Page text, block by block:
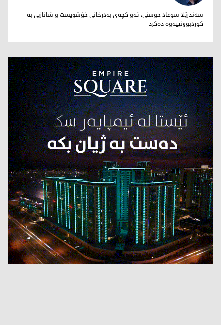
سەيد مەحموود
سەندرێلا سوعاد حوسنی، ئه‌و كچه‌ی به‌درخانی خۆشویست و شانازیی به‌
كوردبوونییه‌وه‌ ده‌كرد